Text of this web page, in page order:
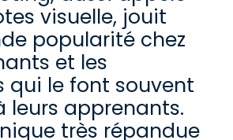
visuelle, jouit
popularité chez
et les
qui le font souvent
leurs apprenants.
très répandue